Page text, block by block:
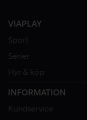
VIAPLAY
Sport
Serier
Hyr & köp
INFORMATION
Kundservice